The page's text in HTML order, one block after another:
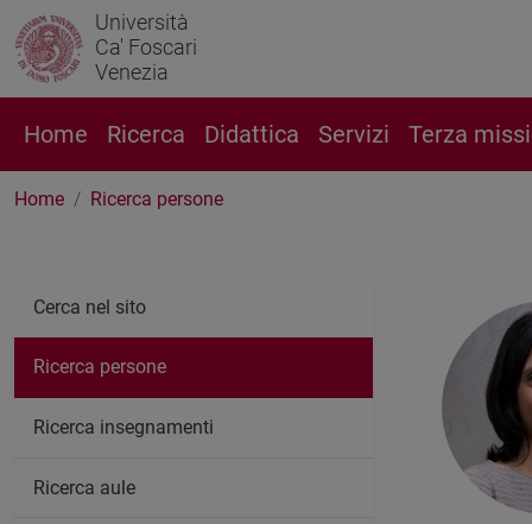
Università
Ca' Foscari
Venezia
Home Ricerca Didattica Servizi Terza
Home Ricerca persone
Cerca nel sito
Ricerca persone
Ricerca insegnamenti
Ricerca aule